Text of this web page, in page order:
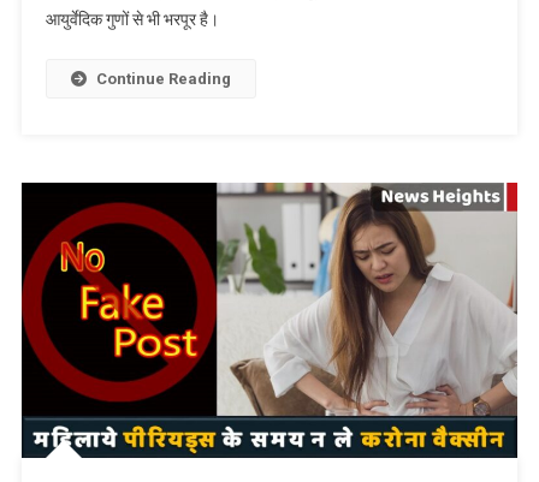
लेकर
डर
रही
तो
यह
6
पेड़
आयुर्वेदिक गुणों से भी भरपूर है।
Continue Reading